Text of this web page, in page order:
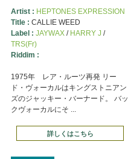
Artist : HEPTONES EXPRESSION
Title : CALLIE WEED
Label : JAYWAX/ HARRY J /
TRS(Fr)
Riddim :
1975年 レア・ルーツ再発 リー
ド・ヴォーカルはキングストニアン
ズのジャッキー・バーナード。 バッ
クヴォーカルにそ ...
詳しくはこちら